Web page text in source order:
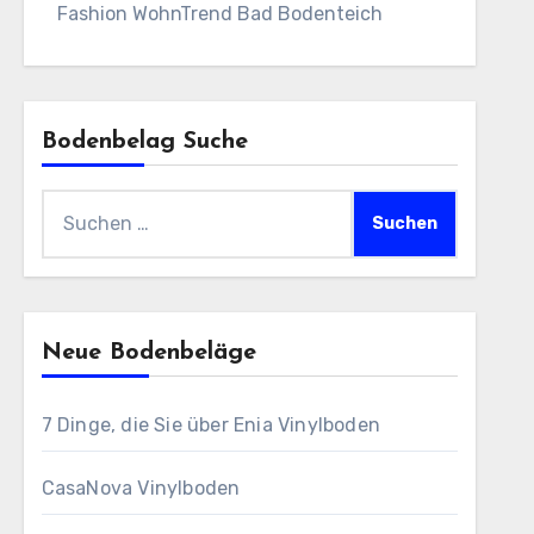
Fashion WohnTrend Bad Bodenteich
Bodenbelag Suche
nach:
Neue Bodenbeläge
7 Dinge, die Sie über Enia Vinylboden
CasaNova Vinylboden